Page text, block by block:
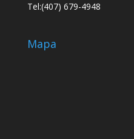
Tel:(407) 679-4948
Mapa